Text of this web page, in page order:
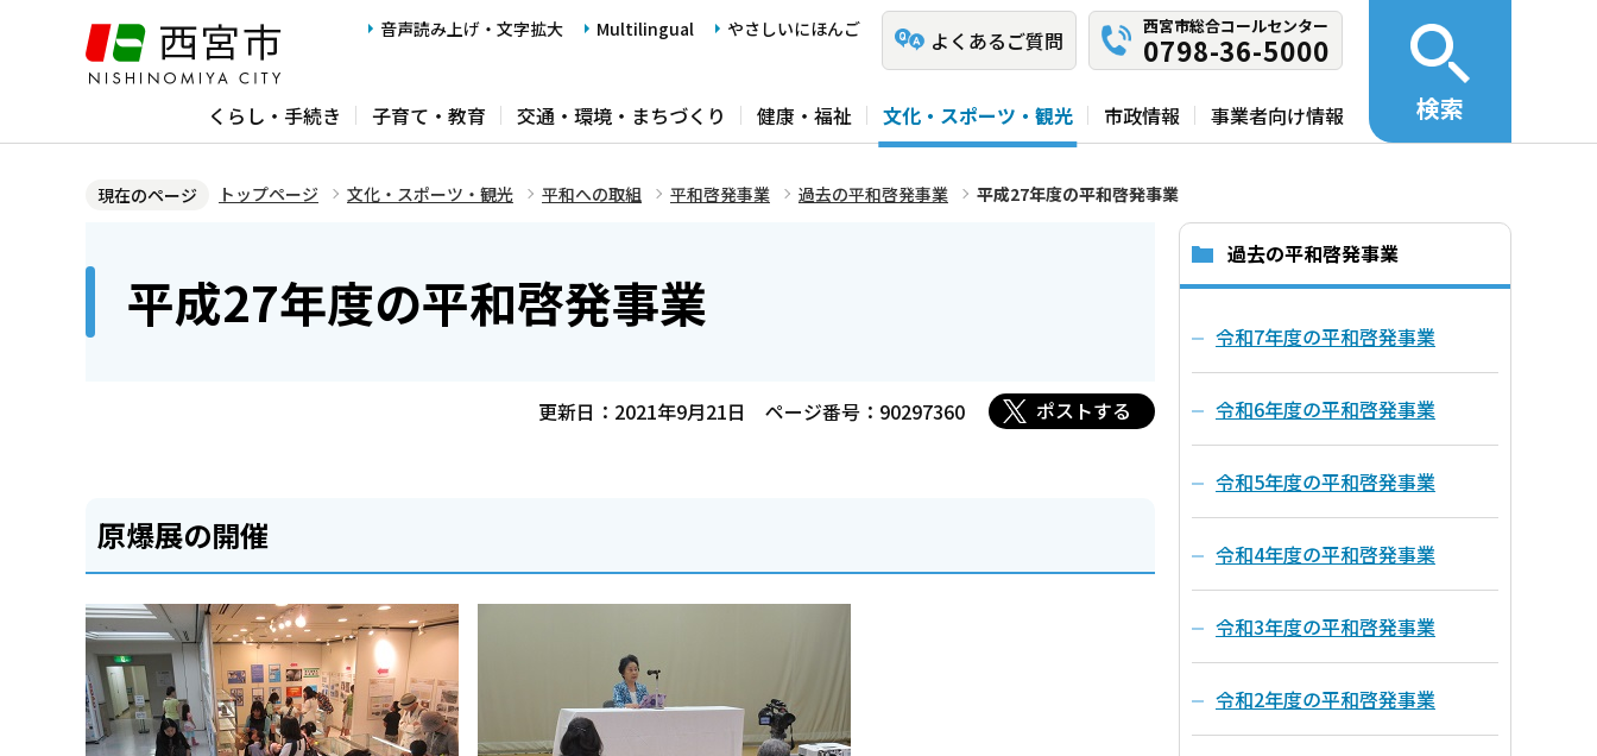
ジ
音声読み上げ・文字拡大 Multilingual やさしいにほんご よくあるご質問
西宮市総合コールセンター
0798-36-5000
くらし・手続き 子育て・教育 交通・環境・まちづくり 健康・福祉 文化・スポーツ・観光 市政情報 事業者向け情報 検索
現在のページ トップページ 文化・スポーツ・観光 平和への取組 平和啓発事業 過去の平和啓発事業 平成27年度の平和啓発事業
平成27年度の平和啓発事業
更新日：2021年9月21日 ページ番号：90297360 ポストする
原爆展の開催
過去の平和啓発事業
令和7年度の平和啓発事業
令和6年度の平和啓発事業
令和5年度の平和啓発事業
令和4年度の平和啓発事業
令和3年度の平和啓発事業
令和2年度の平和啓発事業